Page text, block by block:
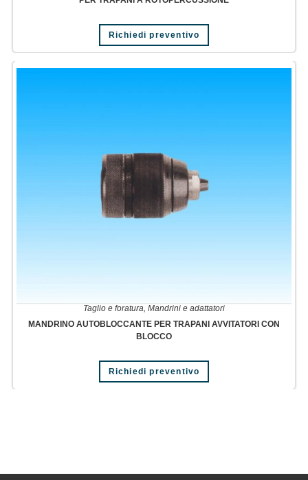
Richiedi preventivo
Taglio e foratura, Mandrini e adattatori
MANDRINO AUTOBLOCCANTE PER TRAPANI AVVITATORI CON
BLOCCO
Richiedi preventivo